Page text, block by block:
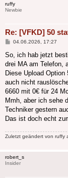
ruffy
Newbie
Re: [VFKD] 50
Beitrag
04.06.2026, 17:27
So, ich hab jetzt
drei MA am Telefon,
Diese Upload
auch nicht
6660 mit 0€ für 24
Mmh, aber ich sehe
Techniker gestern
Das ist doch echt
Zuletzt geändert von ruffy
robert_s
Insider